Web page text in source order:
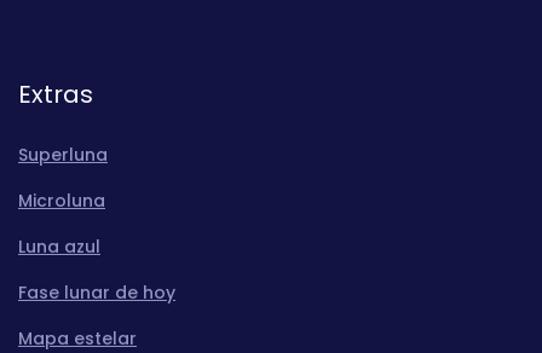
Extras
Superluna
Microluna
Luna azul
Fase lunar de hoy
Mapa estelar